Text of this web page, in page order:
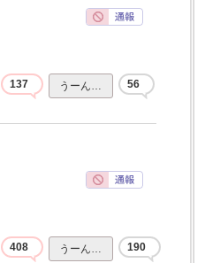
137 うーん… 56
408 うーん… 190